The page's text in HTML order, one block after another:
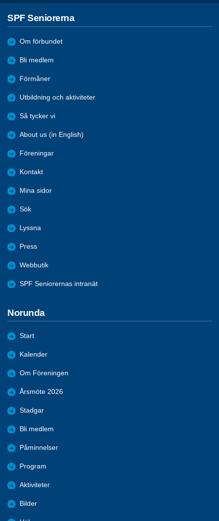
SPF Seniorerna
Om förbundet
Bli medlem
Förmåner
Utbildning och aktiviteter
Så tycker vi
About us (in English)
Föreningar
Kontakt
Mina sidor
Sök
Lyssna
Press
Webbutik
SPF Seniorernas intranät
Norunda
Start
Kalender
Om Föreningen
Årsmöte 2026
Stadgar
Bli medlem
Påminnelser
Program
Aktiviteter
Bilder